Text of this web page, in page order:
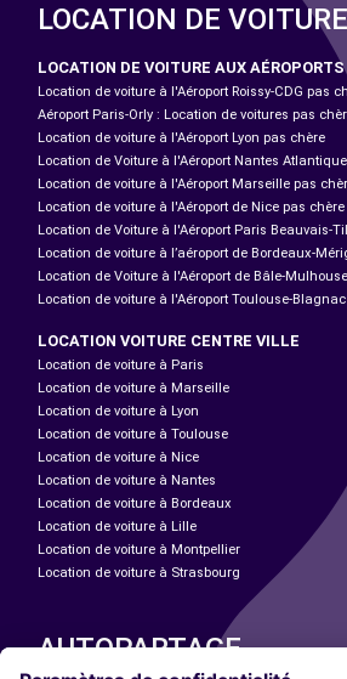
LOCATION DE VOITURE
LOCATION DE VOITURE AUX AÉROPORTS
Location de voiture à l'Aéroport Roissy-CDG pas
Aéroport Paris-Orly : Location de voitures pas
Location de voiture à l'Aéroport Lyon pas chère
Location de Voiture à l'Aéroport Nantes
Location de voiture à l'Aéroport Marseille pas
Location de voiture à l'Aéroport de Nice pas chère
Location de Voiture à l'Aéroport Paris Beauvais-
Location de voiture à l’aéroport de Bordeaux-
Location de Voiture à l'Aéroport de Bâle-
Location de voiture à l'Aéroport Toulouse-
LOCATION VOITURE CENTRE VILLE
Location de voiture à Paris
Location de voiture à Marseille
Location de voiture à Lyon
Location de voiture à Toulouse
Location de voiture à Nice
Location de voiture à Nantes
Location de voiture à Bordeaux
Location de voiture à Lille
Location de voiture à Montpellier
Location de voiture à Strasbourg
AUTOPARTAGE